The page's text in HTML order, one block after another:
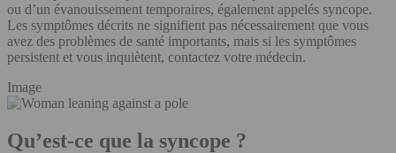
ou d’un évanouissement temporaires, également appelés syncope.
Les symptômes décrits ne signifient pas nécessairement que vous
avez des problèmes de santé importants, mais si les symptômes
persistent et vous inquiètent, contactez votre médecin.
Image
Qu’est-ce que la syncope ?